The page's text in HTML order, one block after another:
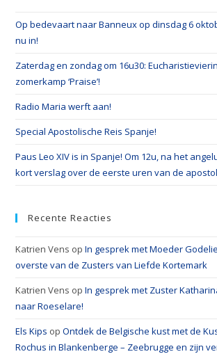
Op bedevaart naar Banneux op dinsdag 6
nu in!
Zaterdag en zondag om 16u30:
zomerkamp ‘Praise’!
Radio Maria werft aan!
Special Apostolische Reis Spanje!
Paus Leo XIV is in Spanje! Om 12u, na het
kort verslag over de eerste uren van de
Recente Reacties
Katrien Vens opIn gesprek met Moeder
overste van de Zusters van Liefde Kortemark
Katrien Vens opIn gesprek met Zuster
naar Roeselare!
Els Kips opOntdek de Belgische kust met de
Rochus in Blankenberge – Zeebrugge en zijn